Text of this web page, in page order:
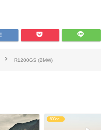
R1200GS (BMW)
600cc~